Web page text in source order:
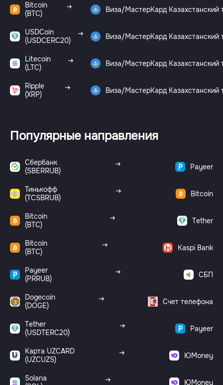
Bitcoin
(BTC)
Виза/МастерКард Казахстанский
USDCoin
(USDCERC20)
Виза/МастерКард Казахстанский
Litecoin
(LTC)
Виза/МастерКард Казахстанский
Ripple
(XRP)
Виза/МастерКард Казахстанский
Популярные направления
Сбербанк
(SBERRUB)
Payeer
Тинькофф
(TCSBRUB)
Bitcoin
Bitcoin
(BTC)
Tether
Bitcoin
(BTC)
Kaspi Bank
Payeer
(PRRUB)
СБП
Dogecoin
(DOGE)
Счет телефона
Tether
(USDTERC20)
Payeer
Карта UZCARD
(UZCUZS)
ЮMoney
Solana
ЮMoney